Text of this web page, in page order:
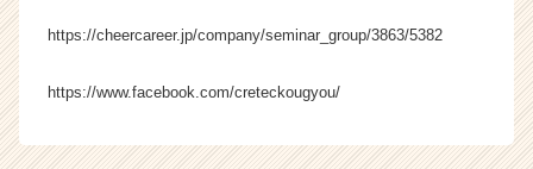
テ
https://cheercareer.jp/company/seminar_group/3863/5382
https://www.facebook.com/creteckougyou/